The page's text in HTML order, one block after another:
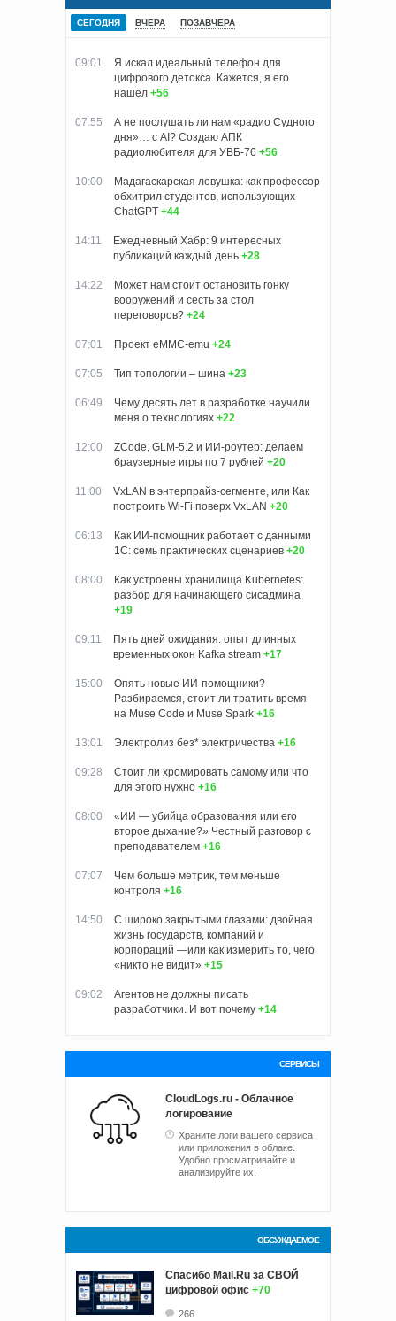
СЕГОДНЯ ВЧЕРА ПОЗАВЧЕРА
09:01
Я искал идеальный телефон для
цифрового детокса. Кажется, я его
нашёл +56
07:55
А не послушать ли нам «радио Судного
дня»… с AI? Создаю АПК
радиолюбителя для УВБ-76 +56
10:00
Мадагаскарская ловушка: как профессор
обхитрил студентов, использующих
ChatGPT +44
14:11
Ежедневный Хабр: 9 интересных
публикаций каждый день +28
14:22
Может нам стоит остановить гонку
вооружений и сесть за стол
переговоров? +24
07:01 Проект eMMC-emu +24
07:05 Тип топологии – шина +23
06:49
Чему десять лет в разработке научили
меня о технологиях +22
12:00
ZCode, GLM-5.2 и ИИ-роутер: делаем
браузерные игры по 7 рублей +20
11:00
VxLAN в энтерпрайз-сегменте, или Как
построить Wi-Fi поверх VxLAN +20
06:13
Как ИИ-помощник работает с данными
1С: семь практических сценариев +20
08:00
Как устроены хранилища Kubernetes:
разбор для начинающего сисадмина
+19
09:11
Пять дней ожидания: опыт длинных
временных окон Kafka stream +17
15:00
Опять новые ИИ-помощники?
Разбираемся, стоит ли тратить время
на Muse Code и Muse Spark +16
13:01 Электролиз без* электричества +16
09:28
Стоит ли хромировать самому или что
для этого нужно +16
08:00
«ИИ — убийца образования или его
второе дыхание?» Честный разговор с
преподавателем +16
07:07
Чем больше метрик, тем меньше
контроля +16
14:50
С широко закрытыми глазами: двойная
жизнь государств, компаний и
корпораций —или как измерить то, чего
«никто не видит» +15
09:02
Агентов не должны писать
разработчики. И вот почему +14
СЕРВИСЫ
CloudLogs.ru - Облачное
логирование
Храните логи вашего сервиса
или приложения в облаке.
Удобно просматривайте и
анализируйте их.
ОБСУЖДАЕМОЕ
Спасибо Mail.Ru за СВОЙ
цифровой офис +70
266